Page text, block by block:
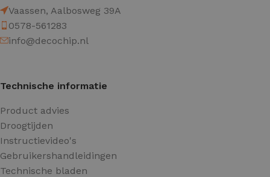
Vaassen, Aalbosweg 39A
0578-561283
info@decochip.nl
Technische informatie
Product advies
Droogtijden
Instructievideo's
Gebruikershandleidingen
Technische bladen